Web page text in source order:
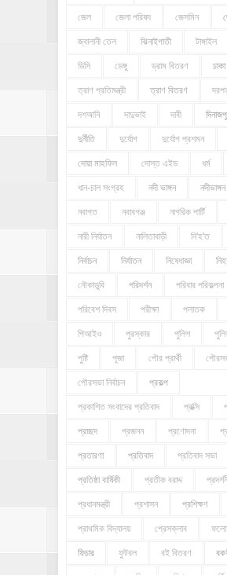
জেল জেলা পরিষদ জেসমিন
জ্বালানী তেল ঝিনাইগাতী টাঙ্গাইল
ডিসি ডেঙ্গু ড্রাম বিতরণ ঢাকা
ত্রাণ প্রতিমন্ত্রী ত্রাণ বিতরণ
দশআনি দাদুভাই দাবী
দুর্নীতি দুর্যোগ দুর্যোগ প্রশমন
দোয়া মাহফিল দোস্ত এইড ধর্ম
ধান-চাল সংগ্রহ নদী ভাঙ্গন নদীভাঙ্গন
নবাগত নবাবগঞ্জ নাগরিক পার্টি
নারী নির্যাতন নালিতাবাড়ী নি'হ'ত
নির্বাচন নির্যাতন নিষেধাজ্ঞা
নৌকাডুবি পরিদর্শন পরিবার পরিকল্পনা
পরিবেশ দিবস পরীক্ষা পলাতক
পিআইও পুরস্কার পুলিশ
পুষ্টি পূজা পৌর প্রার্থী
পৌরসভা নির্বাচন প্রকল্প
প্রকাশিত সংবাদের প্রতিবাদ প্রক্সি
প্রচ্ছদ প্রজনন প্রণোদনা
প্রতারণা প্রতিবাদ প্রতিবাদ সভা
প্রতিষ্ঠা বার্ষিকী প্রতীক বরাদ্দ
প্রধানমন্ত্রী প্রশাসন প্রশিক্ষণ
প্রাথমিক বিদ্যালয় প্রেসক্লাব
ফিচার ফুটবল বই বিতরণ